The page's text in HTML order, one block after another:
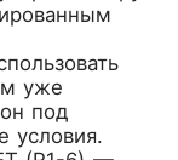
уже
под
условия.